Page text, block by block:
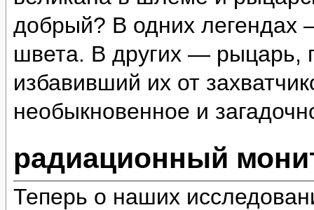
добрый? В одних
швета. В других —
избавивший их от
необыкновенное и
радиационный
Теперь о наших